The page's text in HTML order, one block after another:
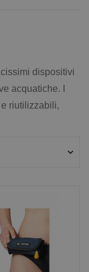
dispositivi
acquatiche. I
riutilizzabili,